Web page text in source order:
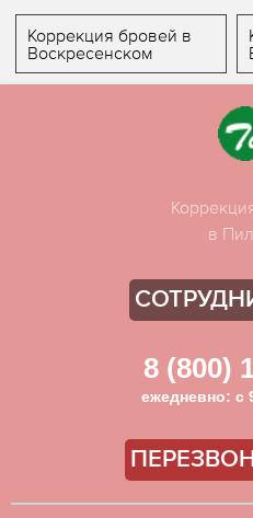
Коррекция бровей в
Воскресенском
в
8 (800)
ежедневно: с